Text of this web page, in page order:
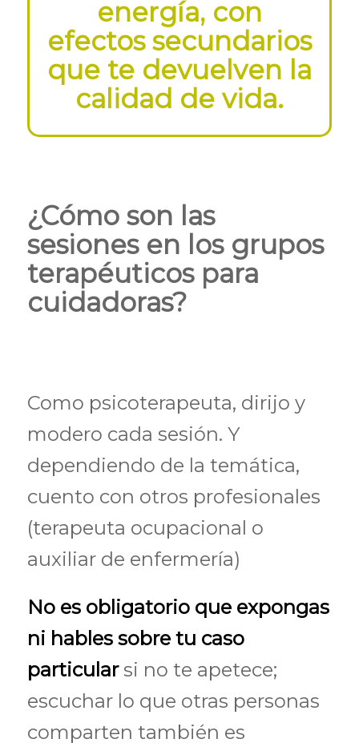
energía, con
efectos secundarios
que te devuelven la
calidad de vida.
¿Cómo son las
sesiones en los grupos
terapéuticos para
cuidadoras?
Como psicoterapeuta, dirijo y
modero cada sesión. Y
dependiendo de la temática,
cuento con otros profesionales
(terapeuta ocupacional o
auxiliar de enfermería)
No es obligatorio que expongas
ni hables sobre tu caso
particularsi no te apetece;
escuchar lo que otras personas
comparten también es